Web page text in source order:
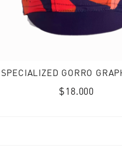
$18.000Precio